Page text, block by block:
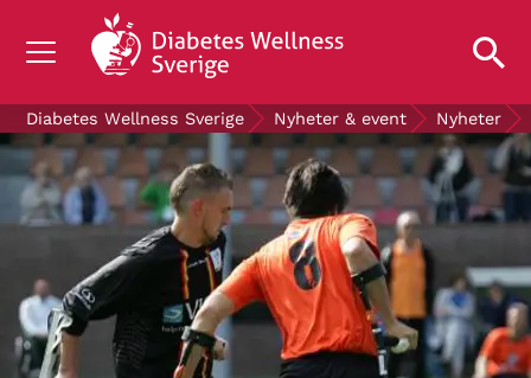
OM DIABETES
STÖD OSS
FORSKNING
NYHETER & EVENT
OM OSS
GRATIS DIABETESPRODUKTER
Diabetes Wellness Sverige Nyheter & event Nyheter